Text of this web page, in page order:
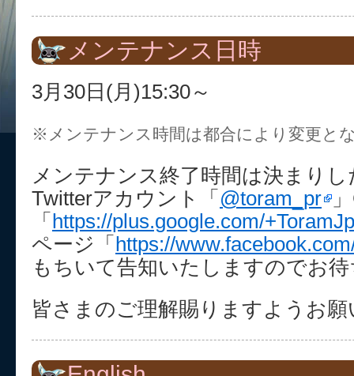
メンテナンス日時
3月30日(月)15:30～
※メンテナンス時間は都合により変更と
メンテナンス終了時間は決まり
Twitterアカウント「 @toram_pr
「 https://plus.google.com/
ページ「 https://
もちいて告知いたしますのでお
皆さまのご理解賜りますようお